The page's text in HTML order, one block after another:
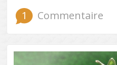
1Commentaire